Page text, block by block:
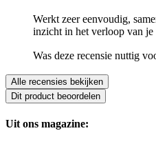
Werkt zeer eenvoudig,
inzicht in het verloop van je
Was deze recensie nuttig
Alle recensies bekijken
Dit product beoordelen
Uit ons magazine: